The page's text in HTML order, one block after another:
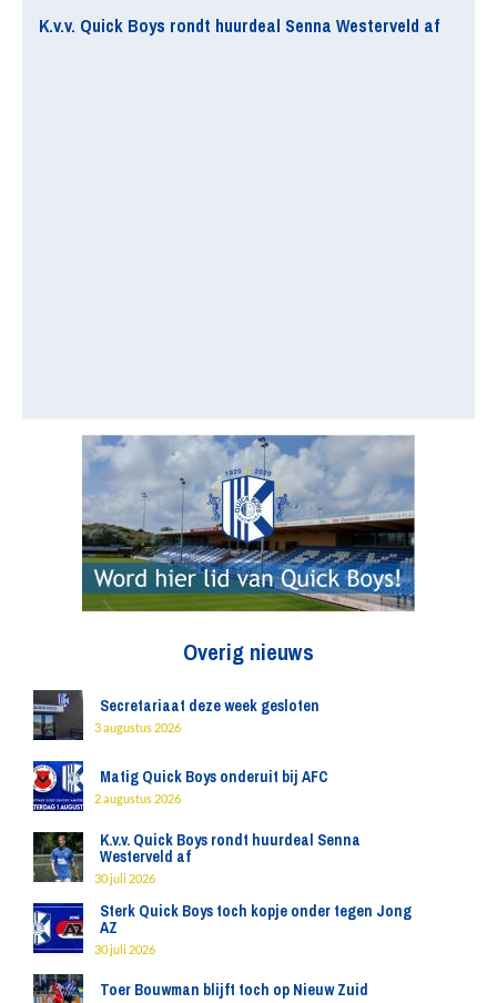
K.v.v. Quick Boys rondt huurdeal Senna Westerveld af
Overig nieuws
Secretariaat deze week gesloten
3 augustus 2026
Matig Quick Boys onderuit bij AFC
2 augustus 2026
K.v.v. Quick Boys rondt huurdeal Senna
Westerveld af
30 juli 2026
Sterk Quick Boys toch kopje onder tegen Jong
AZ
30 juli 2026
Toer Bouwman blijft toch op Nieuw Zuid